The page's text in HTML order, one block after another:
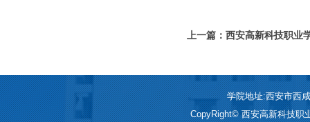
上一篇：西安高新科技职
学院地址:西安市西
CopyRight© 西安高新科技职